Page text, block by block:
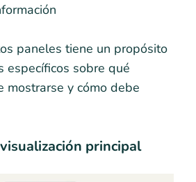
paneles tiene un propósito
específicos sobre qué
mostrarse y cómo debe
principal